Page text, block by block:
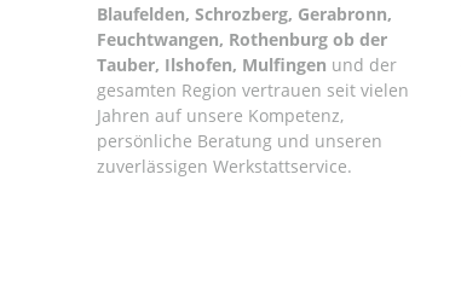
Blaufelden, Schrozberg, Gerabronn,
Feuchtwangen, Rothenburg ob der
Tauber, Ilshofen, Mulfingen und der
gesamten Region vertrauen seit vielen
Jahren auf unsere Kompetenz,
persönliche Beratung und unseren
zuverlässigen Werkstattservice.